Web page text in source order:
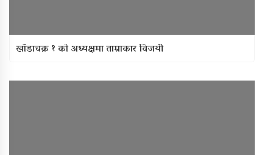
खाँडाचक्र १ काे अध्यक्षमा ताम्राकार विजयी